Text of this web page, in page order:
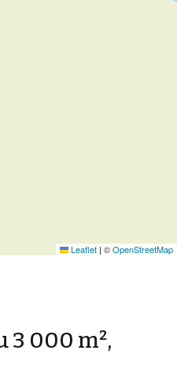
Leaflet | ©OpenStreetMap
3 000 m²,